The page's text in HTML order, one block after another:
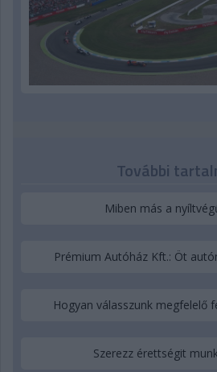
További
Miben más a
Prémium Autóház Kft.: Öt
Hogyan válasszunk megfelelő
Szerezz érettségit